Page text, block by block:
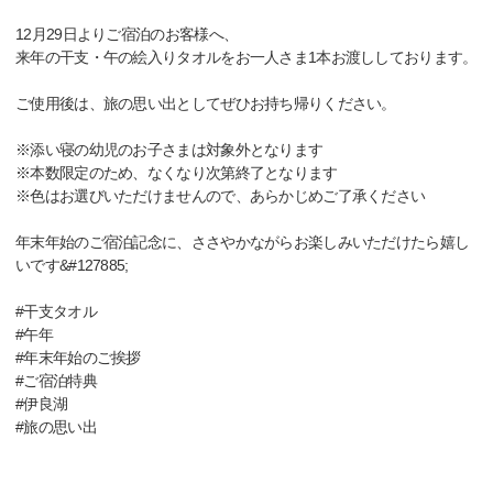
12月29日よりご宿泊のお客様へ、
来年の干支・午の絵入りタオルをお一人さま1本お渡ししております。
ご使用後は、旅の思い出としてぜひお持ち帰りください。
※添い寝の幼児のお子さまは対象外となります
※本数限定のため、なくなり次第終了となります
※色はお選びいただけませんので、あらかじめご了承ください
年末年始のご宿泊記念に、ささやかながらお楽しみいただけたら嬉し
いです&#127885;
#干支タオル
#午年
#年末年始のご挨拶
#ご宿泊特典
#伊良湖
#旅の思い出